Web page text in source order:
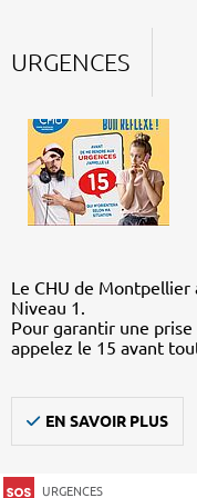
URGENCES
Le CHU de Montpellier
Niveau 1.
Pour garantir une prise
appelez le 15 avant
EN SAVOIR PLUS
URGENCES